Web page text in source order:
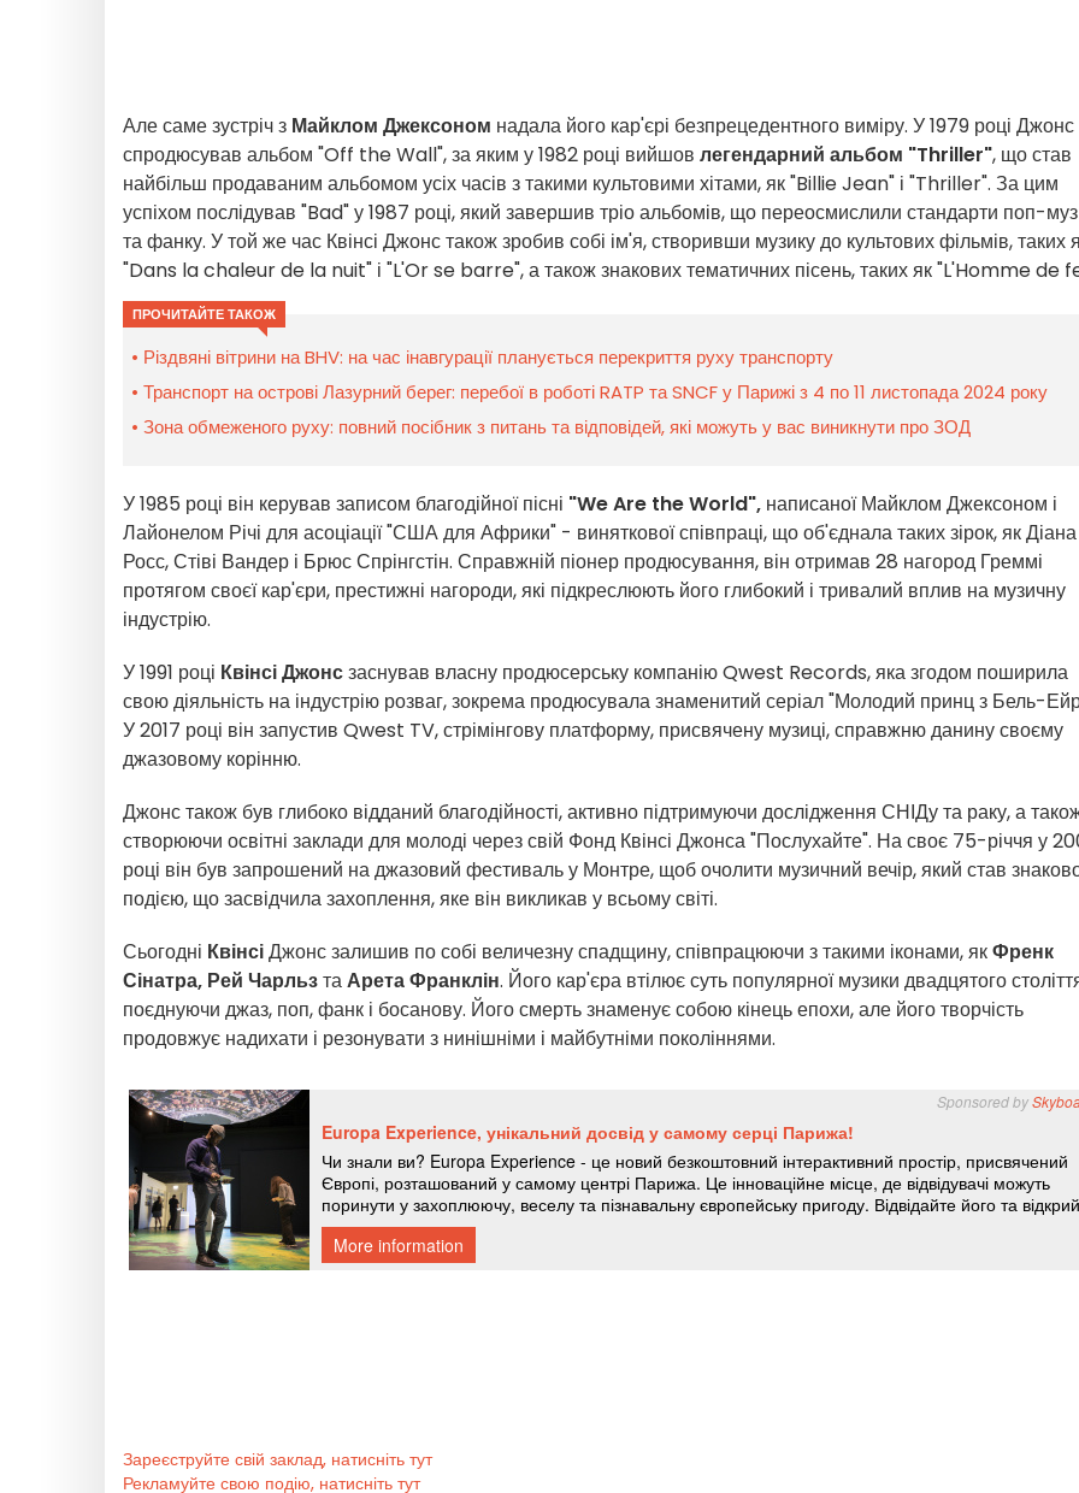
Але саме зустріч з Майклом Джексоном надала його кар'єрі безпрецедентного виміру. У 1979 році Джонс
спродюсував альбом "Off the Wall", за яким у 1982 році вийшов легендарний альбом "Thriller", що став
найбільш продаваним альбомом усіх часів з такими культовими хітами, як "Billie Jean" і "Thriller". За цим
успіхом послідував "Bad" у 1987 році, який завершив тріо альбомів, що переосмислили стандарти поп-
та фанку. У той же час Квінсі Джонс також зробив собі ім'я, створивши музику до культових фільмів, таких
"Dans la chaleur de la nuit" і "L'Or se barre", а також знакових тематичних пісень, таких як "L'Homme de
ПРОЧИТАЙТЕ ТАКОЖ
Різдвяні вітрини на BHV: на час інавгурації планується перекриття руху транспорту
Транспорт на острові Лазурний берег: перебої в роботі RATP та SNCF у Парижі з 4 по 11 листопада 2024 року
Зона обмеженого руху: повний посібник з питань та відповідей, які можуть у вас виникнути про ЗОД
У 1985 році він керував записом благодійної пісні "We Are the World", написаної Майклом Джексоном і
Лайонелом Річі для асоціації "США для Африки" - виняткової співпраці, що об'єднала таких зірок, як Діана
Росс, Стіві Вандер і Брюс Спрінгстін. Справжній піонер продюсування, він отримав 28 нагород Греммі
протягом своєї кар'єри, престижні нагороди, які підкреслюють його глибокий і тривалий вплив на музичну
індустрію.
У 1991 році Квінсі Джонсзаснував власну продюсерську компанію Qwest Records, яка згодом поширила
свою діяльність на індустрію розваг, зокрема продюсувала знаменитий серіал "Молодий принц з Бель-
У 2017 році він запустив Qwest TV, стрімінгову платформу, присвячену музиці, справжню данину своєму
джазовому корінню.
Джонс також був глибоко відданий благодійності, активно підтримуючи дослідження СНІДу та раку, а
створюючи освітні заклади для молоді через свій Фонд Квінсі Джонса "Послухайте". На своє 75-річчя у
році він був запрошений на джазовий фестиваль у Монтре, щоб очолити музичний вечір, який став
подією, що засвідчила захоплення, яке він викликав у всьому світі.
Сьогодні КвінсіДжонс залишив по собі величезну спадщину, співпрацюючи з такими іконами, якФренк
Сінатра, Рей ЧарльзтаАрета Франклін. Його кар'єра втілює суть популярної музики двадцятого
поєднуючи джаз, поп, фанк і босанову. Його смерть знаменує собою кінець епохи, але його творчість
продовжує надихати і резонувати з нинішніми і майбутніми поколіннями.
Зареєструйте свій заклад, натисніть тут
Рекламуйте свою подію, натисніть тут